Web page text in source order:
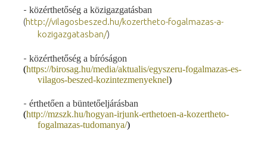
- közérthetőség a közigazgatásban
(http://vilagosbeszed.hu/kozertheto-fogalmazas-a-
kozigazgatasban/)
- közérthetőség a bíróságon
(https://birosag.hu/media/aktualis/egyszeru-fogalmazas-es-
vilagos-beszed-kozintezmenyeknel)
- érthetően a büntetőeljárásban
(http://mzszk.hu/hogyan-irjunk-erthetoen-a-kozertheto-
fogalmazas-tudomanya/)